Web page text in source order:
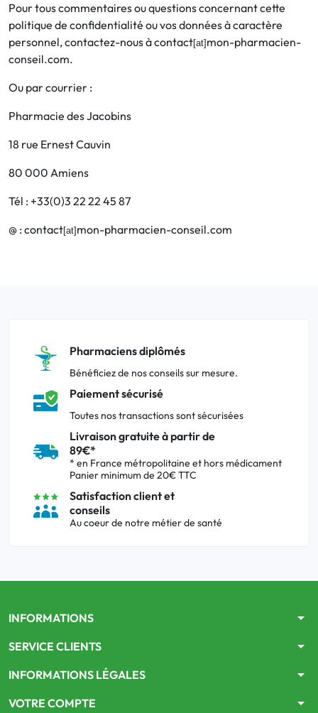
Pour tous commentaires ou questions concernant cette
politique de confidentialité ou vos données à caractère
personnel, contactez-nous à contact[at] mon-pharmacien-
conseil.com.
Ou par courrier :
Pharmacie des Jacobins
18 rue Ernest Cauvin
80 000 Amiens
Tél : +33(0)3 22 22 45 87
@ : contact[at] mon-pharmacien-conseil.com
Pharmaciens diplômés
Bénéficiez de nos conseils sur mesure.
Paiement sécurisé
Toutes nos transactions sont sécurisées
Livraison gratuite à partir de
89€*
* en France métropolitaine et hors médicament
Panier minimum de 20€ TTC
Satisfaction client et
conseils
Au coeur de notre métier de santé
INFORMATIONS arrow_drop_down
SERVICE CLIENTS arrow_drop_down
INFORMATIONS LÉGALES arrow_drop_down
VOTRE COMPTE arrow_drop_down